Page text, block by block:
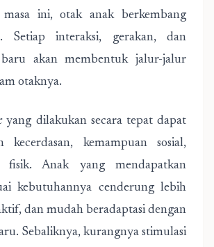
ini, otak anak berkembang
Setiap interaksi, gerakan, dan
baru akan membentuk jalur-jalur
otaknya.
yang dilakukan secara tepat dapat
kecerdasan, kemampuan sosial,
fisik. Anak yang mendapatkan
kebutuhannya cenderung lebih
dan mudah beradaptasi dengan
Sebaliknya, kurangnya stimulasi